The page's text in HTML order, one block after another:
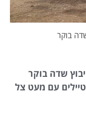
בוקר
שדה בוקר
עם מעט צל